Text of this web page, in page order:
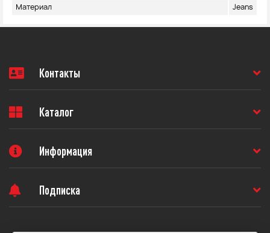
Материал Jeans
Контакты
Каталог
Информация
Подписка